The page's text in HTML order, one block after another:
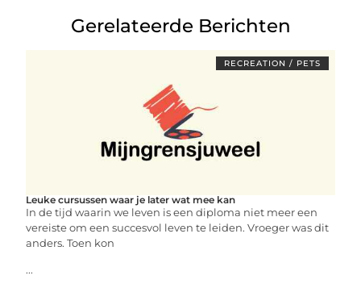
Gerelateerde Berichten
RECREATION / PETS
Leuke cursussen waar je later wat mee kan
In de tijd waarin we leven is een diploma niet meer een
vereiste om een succesvol leven te leiden. Vroeger was dit
anders. Toen kon
...